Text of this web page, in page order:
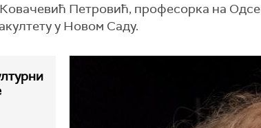
Ковачевић Петровић, професорка на
у Новом Саду.